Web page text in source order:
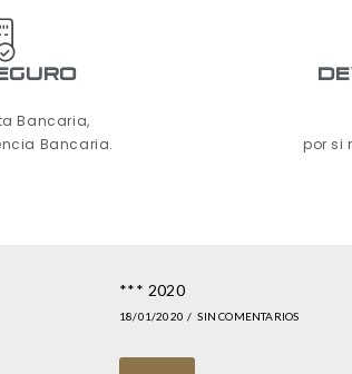
Bancaria,
Bancaria.
por si
*** 2020
18/01/2020 / SIN COMENTARIOS